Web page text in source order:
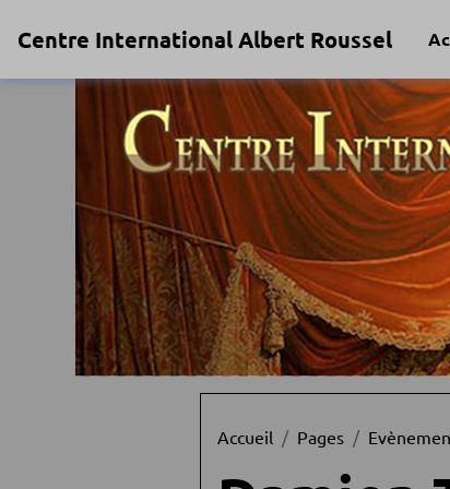
Centre International Albert Roussel
Accueil Pages